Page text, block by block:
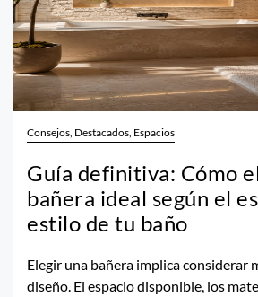
Consejos, Destacados, Espacios
Guía definitiva: Cómo
bañera ideal según el
estilo de tu baño
Elegir una bañera implica considerar
diseño. El espacio disponible, los